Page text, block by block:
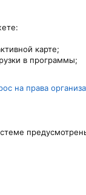
карте;
в программы;
на права